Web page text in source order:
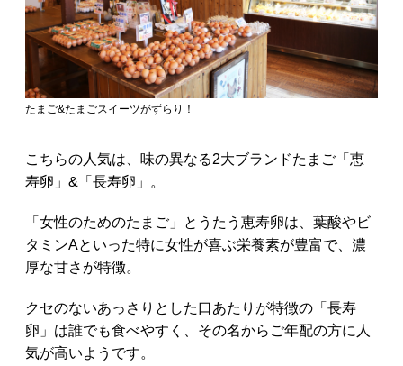
たまご&たまごスイーツがずらり！
こちらの人気は、味の異なる2大ブランドたまご「恵
寿卵」&「長寿卵」。
「女性のためのたまご」とうたう恵寿卵は、葉酸やビ
タミンAといった特に女性が喜ぶ栄養素が豊富で、濃
厚な甘さが特徴。
クセのないあっさりとした口あたりが特徴の「長寿
卵」は誰でも食べやすく、その名からご年配の方に人
気が高いようです。